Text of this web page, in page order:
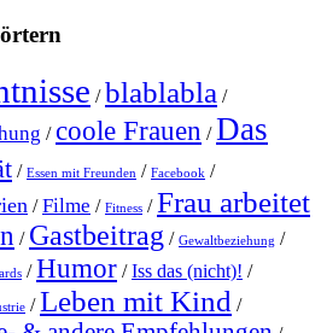
/blablabla /
/coole Frauen /Das
/ Essen mit Freunden / Facebook /
/Filme / Fitness /Frau arbeitet
/ Gastbeitrag / Gewaltbeziehung /
/Humor /Iss das (nicht)! /
/Leben mit Kind /